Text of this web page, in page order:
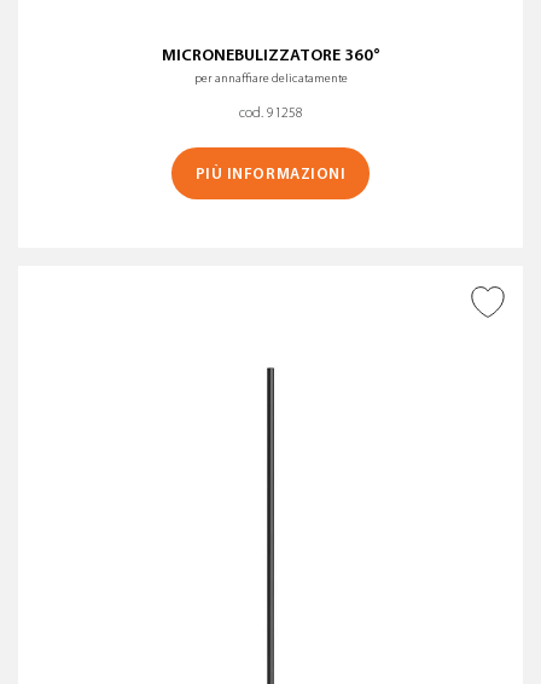
MICRONEBULIZZATORE 360°
per annaffiare delicatamente
cod. 91258
PIÙ INFORMAZIONI